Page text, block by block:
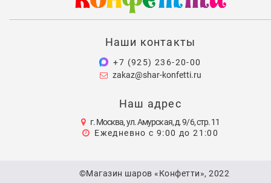
Наши контакты
+7 (925) 236-20-00
zakaz@shar-konfetti.ru
Наш адрес
г. Москва, ул. Амурская, д. 9/6, стр. 11
Ежедневно с 9:00 до 21:00
©Магазин шаров «Конфетти», 2022